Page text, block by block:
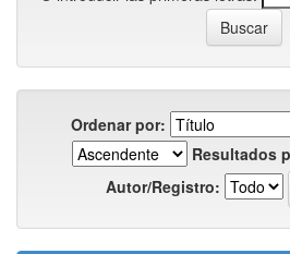
Ordenar por:
Resultados
Autor/Registro: